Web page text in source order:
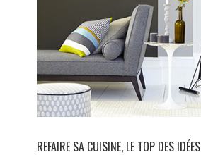
REFAIRE SA CUISINE, LE TOP DES IDÉES